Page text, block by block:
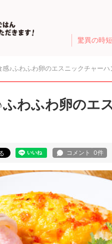
驚異の時
感♪ふわふわ卵のエスニックチャーハ
わふわ卵のエ